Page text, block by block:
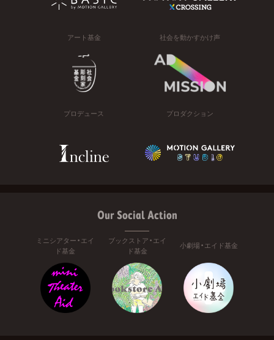
アート基金 社会を動かすかけ声
プロデュース プロダクション
Our Social Action
ミニシアター・エイ
ド基金
ブックストア・エイ
ド基金
小劇場・エイド基金